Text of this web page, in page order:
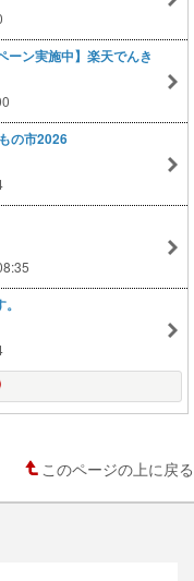
ーン実施中】楽天でんき
の市2026
このページの上に戻る